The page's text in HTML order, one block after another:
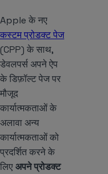
Apple के नए
कस्टम प्रोडक्ट पेज
(CPP) के साथ,
डेवलपर्स अपने ऐप
के डिफ़ॉल्ट पेज पर
मौजूद
कार्यात्मकताओं के
अलावा अन्य
कार्यात्मकताओं को
प्रदर्शित करने के
लिएअपने प्रोडक्ट